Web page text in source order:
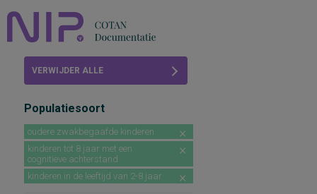
Abonneren
FAQ
VERWIJDER ALLE
Populatiesoort
oudere zwakbegaafde kinderen
kinderen tot 8 jaar met een
cognitieve achterstand
kinderen in de leeftijd van 2-8 jaar